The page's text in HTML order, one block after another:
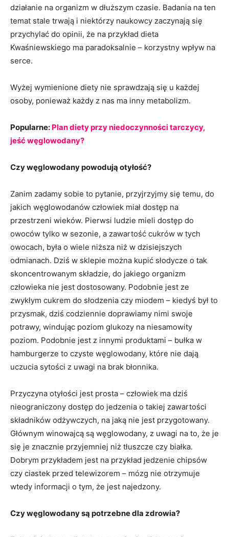
działanie na organizm w dłuższym czasie. Badania na ten
temat stale trwają i niektórzy naukowcy zaczynają się
przychylać do opinii, że na przykład dieta
Kwaśniewskiego ma paradoksalnie – korzystny wpływ na
serce.
Wyżej wymienione diety nie sprawdzają się u każdej
osoby, ponieważ każdy z nas ma inny metabolizm.
Popularne: Plan diety przy niedoczynności tarczycy,
jeść węglowodany?
Czy węglowodany powodują otyłość?
Zanim zadamy sobie to pytanie, przyjrzyjmy się temu, do
jakich węglowodanów człowiek miał dostęp na
przestrzeni wieków. Pierwsi ludzie mieli dostęp do
owoców tylko w sezonie, a zawartość cukrów w tych
owocach, była o wiele niższa niż w dzisiejszych
odmianach. Dziś w sklepie można kupić słodycze o tak
skoncentrowanym składzie, do jakiego organizm
człowieka nie jest dostosowany. Podobnie jest ze
zwykłym cukrem do słodzenia czy miodem – kiedyś był to
przysmak, dziś codziennie doprawiamy nimi swoje
potrawy, windując poziom glukozy na niesamowity
poziom. Podobnie jest z innymi produktami – bułka w
hamburgerze to czyste węglowodany, które nie dają
uczucia sytości z uwagi na brak błonnika.
Przyczyna otyłości jest prosta – człowiek ma dziś
nieograniczony dostęp do jedzenia o takiej zawartości
składników odżywczych, na jaką nie jest przygotowany.
Głównym winowajcą są węglowodany, z uwagi na to, że je
się je znacznie przyjemniej niż tłuszcze czy białka.
Dobrym przykładem jest na przykład jedzenie chipsów
czy ciastek przed telewizorem – mózg nie otrzymuje
wtedy informacji o tym, że jest najedzony.
Czy węglowodany są potrzebne dla zdrowia?